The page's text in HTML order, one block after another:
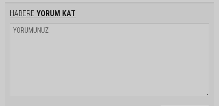
HABERE YORUM KAT